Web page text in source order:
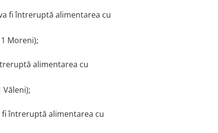
fi întreruptă alimentarea cu
Moreni);
alimentarea cu
Văleni);
fi întreruptă alimentarea cu